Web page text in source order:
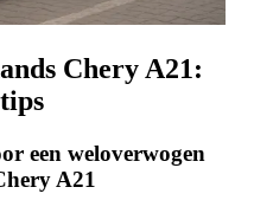
Chery A21:
een weloverwogen
A21